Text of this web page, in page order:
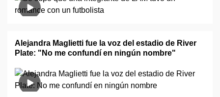
Alejandra Maglietti fue la voz del estadio de River
Plate: "No me confundí en ningún nombre"